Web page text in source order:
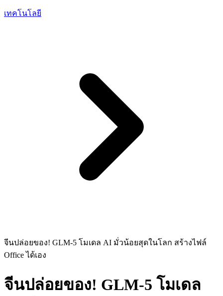
เทคโนโลยี
จีนปล่อยของ! GLM-5 โมเดล AI มั่วน้อยสุดในโลก สร้างไฟล์
Office ได้เอง
จีนปล่อยของ! GLM-5 โมเดล